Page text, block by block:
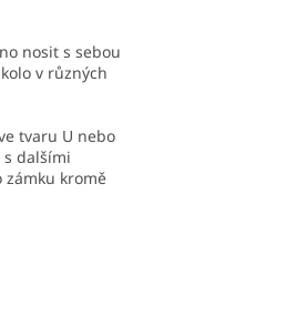
nosit s sebou
v různých
tvaru U nebo
s dalšími
kromě